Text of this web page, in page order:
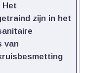
Het
zijn in het
van